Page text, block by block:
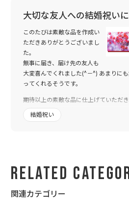
大切な友人への結婚祝いに
このたびは素敵な品を作成い
ただきありがとうございまし
た。
無事に届き、届け先の友人も
大変喜んでくれました(^－^) あまりに
ってくれるそうです。
期待以上の素敵な品に仕上げていただ
き本当にありがとうございました。
またぜひ大切な人へ贈り物をする際に
結婚祝い
Related
関連カテゴリー